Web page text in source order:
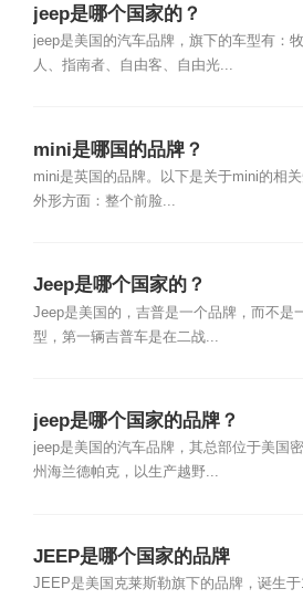
jeep是哪个国家的？
jeep是美国的汽车品牌，旗下的车型有：
人、指南者、自由客、自由光...
mini是哪国的品牌？
mini是英国的品牌。以下是关于mini的相关
外形方面：整个前脸...
Jeep是哪个国家的？
Jeep是美国的，吉普是一个品牌，而不是
型，第一辆吉普车是在二战...
jeep是哪个国家的品牌？
jeep是美国的汽车品牌，其总部位于美国
州海兰德帕克，以生产越野...
JEEP是哪个国家的品牌
JEEP是美国克莱斯勒旗下的品牌，诞生于